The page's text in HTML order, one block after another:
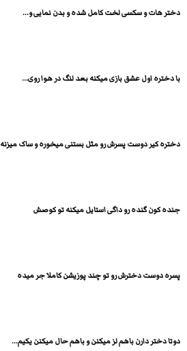
دختر هات و سکسی لخت کامل شده و بدن نمایی و...
با دختره اول عشق بازی میکنه بعد لنگ در هوا روی...
دختره کیر دوست پسرش رو مثل بستنی میخوره و ساک میزنه
جنده کون گنده رو داگی استایل میکنه تو کوصش
پسره دوست دخترش رو تو چند پوزیشن کاملا جر میده
دوتا دختر دارن باهم لز میکنن و باهم حال میکنن یکیم...